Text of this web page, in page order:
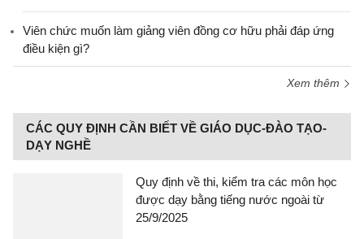
Viên chức muốn làm giảng viên đồng cơ hữu phải đáp ứng
điều kiện gì?
Xem thêm
CÁC QUY ĐỊNH CẦN BIẾT VỀ GIÁO DỤC-ĐÀO TẠO-
DẠY NGHỀ
Quy định về thi, kiểm tra các môn học
được dạy bằng tiếng nước ngoài từ
25/9/2025